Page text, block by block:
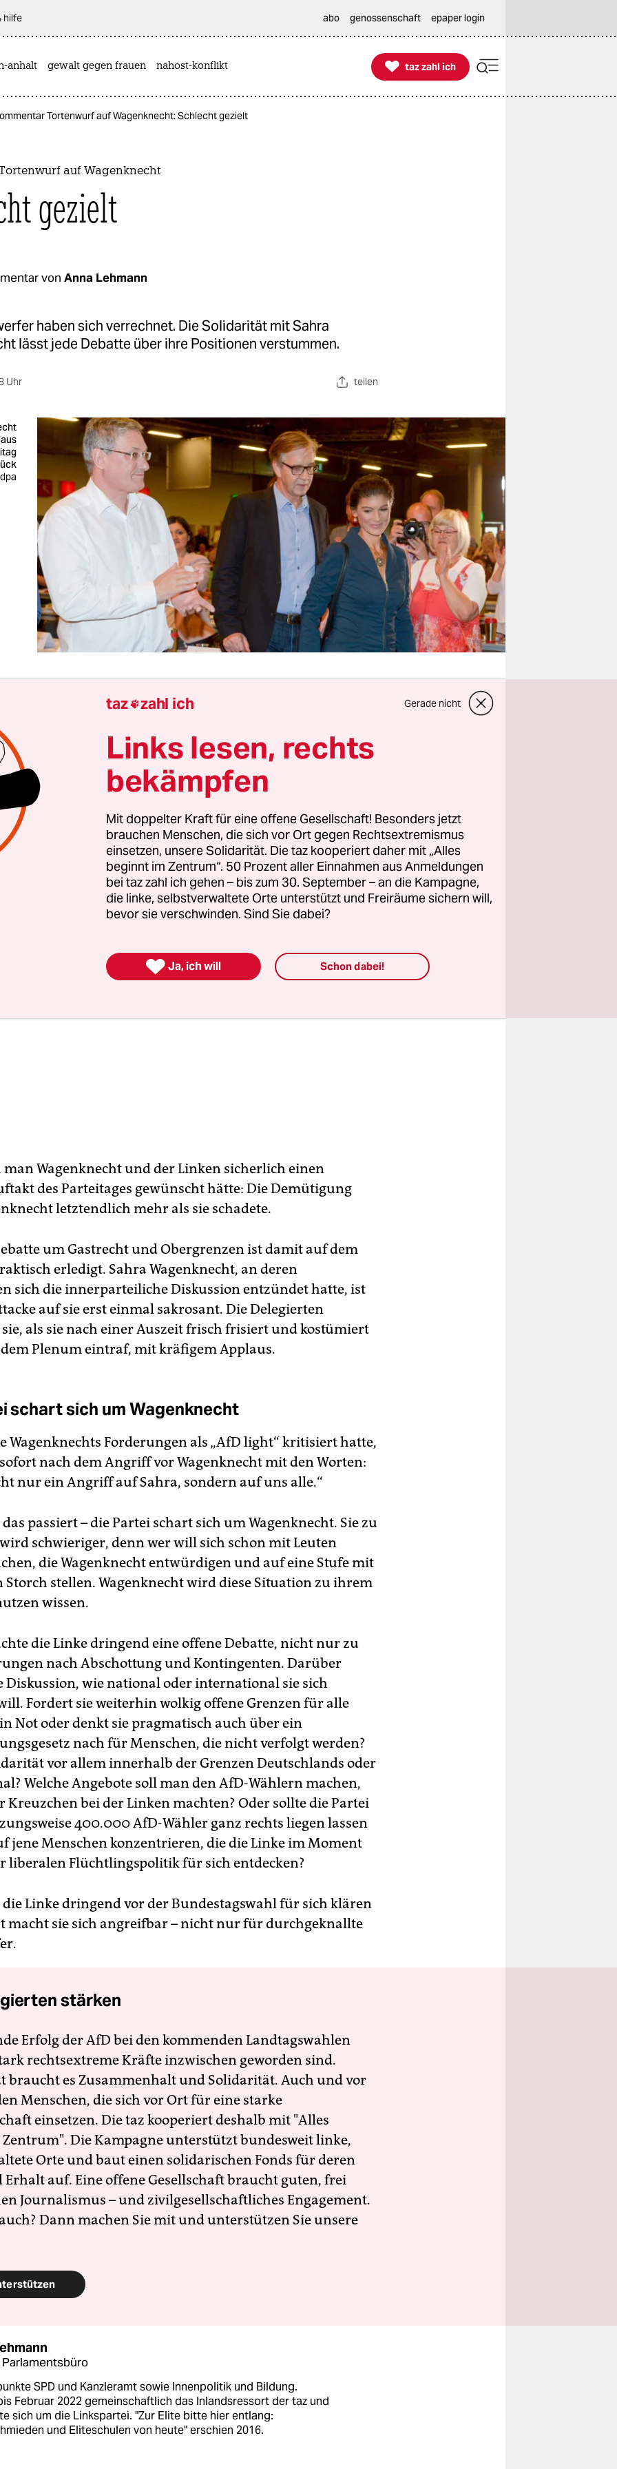
hilfe abo genossenschaft epaper login
anhalt gewalt gegen frauen nahost-konflikt 
taz zahl ich
taz zahl ich
Tortenwurf auf Wagenknecht: Schlecht gezielt
auf Wagenknecht
gezielt
von Anna Lehmann
haben sich verrechnet. Die Solidarität mit Sahra
lässt jede Debatte über ihre Positionen verstummen.
Uhr teilen
es auch Sahra Wagenknecht getroffen: sie bekam beim
der Linken in Magdeburg eine Sahnetorte ins Gesicht
Damit erlitt Wagenknecht das gleiche Schicksal wie
Beatrix von Storch drei Monate zuvor.
war von den Werfern – zwei Personen aus linken
beabsichtigt. Wagenknecht reagierte später mit der
„schlimmer als die Torte sei die Beleidigung mit von Storch
gestellt zu werden.“
man Wagenknecht und der Linken sicherlich einen
des Parteitages gewünscht hätte: Die Demütigung
letztendlich mehr als sie schadete.
um Gastrecht und Obergrenzen ist damit auf dem
erledigt. Sahra Wagenknecht, an deren
sich die innerparteiliche Diskussion entzündet hatte, ist
auf sie erst einmal sakrosant. Die Delegierten
als sie nach einer Auszeit frisch frisiert und kostümiert
Plenum eintraf, mit kräfigem Applaus.
schart sich um Wagenknecht
Wagenknechts Forderungen als „AfD light“ kritisiert hatte,
nach dem Angriff vor Wagenknecht mit den Worten:
nur ein Angriff auf Sahra, sondern auf uns alle.“
passiert – die Partei schart sich um Wagenknecht. Sie zu
schwieriger, denn wer will sich schon mit Leuten
die Wagenknecht entwürdigen und auf eine Stufe mit
Storch stellen. Wagenknecht wird diese Situation zu ihrem
wissen.
die Linke dringend eine offene Debatte, nicht nur zu
nach Abschottung und Kontingenten. Darüber
Diskussion, wie national oder international sie sich
Fordert sie weiterhin wolkig offene Grenzen für alle
Not oder denkt sie pragmatisch auch über ein
nach für Menschen, die nicht verfolgt werden?
vor allem innerhalb der Grenzen Deutschlands oder
Welche Angebote soll man den AfD-Wählern machen,
Kreuzchen bei der Linken machten? Oder sollte die Partei
400.000 AfD-Wähler ganz rechts liegen lassen
jene Menschen konzentrieren, die die Linke im Moment
liberalen Flüchtlingspolitik für sich entdecken?
die Linke dringend vor der Bundestagswahl für sich klären
macht sie sich angreifbar – nicht nur für durchgeknallte
stärken
Erfolg der AfD bei den kommenden Landtagswahlen
rechtsextreme Kräfte inzwischen geworden sind.
braucht es Zusammenhalt und Solidarität. Auch und vor
Menschen, die sich vor Ort für eine starke
einsetzen. Die taz kooperiert deshalb mit "Alles
Die Kampagne unterstützt bundesweit linke,
Orte und baut einen solidarischen Fonds für deren
Erhalt auf. Eine offene Gesellschaft braucht guten, frei
Journalismus – und zivilgesellschaftliches Engagement.
Dann machen Sie mit und unterstützen Sie unsere
SPD und Kanzleramt sowie Innenpolitik und Bildung.
Februar 2022 gemeinschaftlich das Inlandsressort der taz und
sich um die Linkspartei. "Zur Elite bitte hier entlang:
und Eliteschulen von heute" erschien 2016.
taz zahl ich Gerade nicht
Links lesen, rechts
bekämpfen
Mit doppelter Kraft für eine offene Gesellschaft! Besonders jetzt
brauchen Menschen, die sich vor Ort gegen Rechtsextremismus
einsetzen, unsere Solidarität. Die taz kooperiert daher mit „Alles
beginnt im Zentrum“. 50 Prozent aller Einnahmen aus Anmeldungen
bei taz zahl ich gehen – bis zum 30. September – an die Kampagne,
die linke, selbstverwaltete Orte unterstützt und Freiräume sichern will,
bevor sie verschwinden. Sind Sie dabei?
 Ja, ich will Schon dabei!